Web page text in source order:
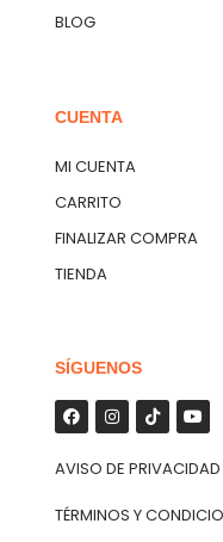
BLOG
CUENTA
MI CUENTA
CARRITO
FINALIZAR COMPRA
TIENDA
SÍGUENOS
AVISO DE PRIVACIDAD
TÉRMINOS Y